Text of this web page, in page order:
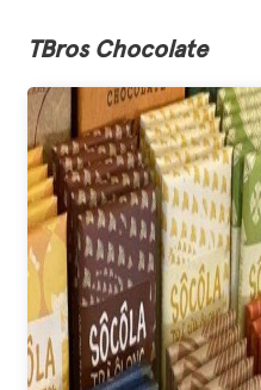
TBros Chocolate